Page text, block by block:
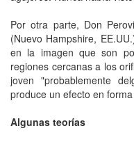
Por otra parte, Don
(Nuevo Hampshire,
en la imagen que son
regiones cercanas a los
joven "probablemente
produce un efecto en
Algunas teorías